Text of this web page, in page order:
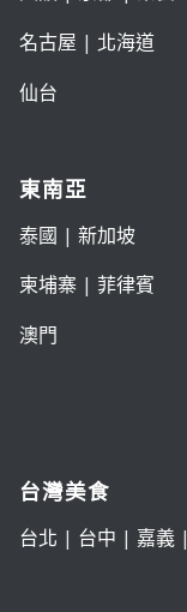
名古屋 | 北海道
仙台
東南亞
泰國 | 新加坡
柬埔寨 | 菲律賓
澳門
台灣美食
台北 | 台中 | 嘉義|